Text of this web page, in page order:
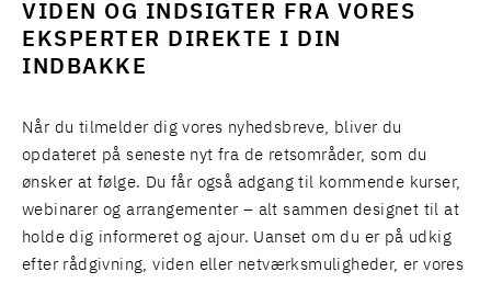
VIDEN OG INDSIGTER FRA VORES
EKSPERTER DIREKTE I DIN
INDBAKKE
Når du tilmelder dig vores nyhedsbreve, bliver du
opdateret på seneste nyt fra de retsområder, som du
ønsker at følge. Du får også adgang til kommende kurser,
webinarer og arrangementer – alt sammen designet til at
holde dig informeret og ajour. Uanset om du er på udkig
efter rådgivning, viden eller netværksmuligheder, er vores